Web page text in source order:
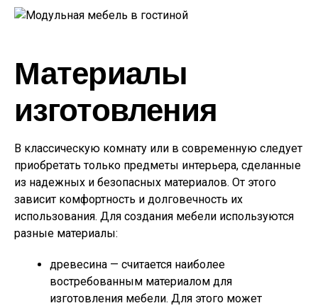
Материалы
изготовления
В классическую комнату или в современную следует
приобретать только предметы интерьера, сделанные
из надежных и безопасных материалов. От этого
зависит комфортность и долговечность их
использования. Для создания мебели используются
разные материалы:
древесина — считается наиболее
востребованным материалом для
изготовления мебели. Для этого может